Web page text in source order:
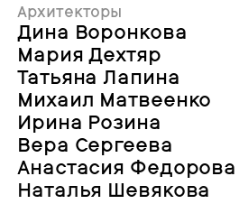
Архитекторы
Дина Воронкова
Мария Дехтяр
Татьяна Лапина
Михаил Матвеенко
Ирина Розина
Вера Сергеева
Анастасия Федорова
Наталья Шевякова